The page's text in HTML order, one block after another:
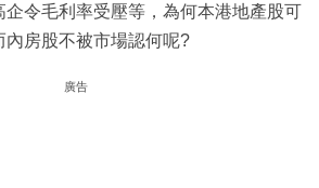
企令毛利率受壓等，為何本港地產股可
內房股不被市場認何呢?
廣告